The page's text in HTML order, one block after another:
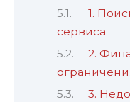
1.
сервиса
2.
3.